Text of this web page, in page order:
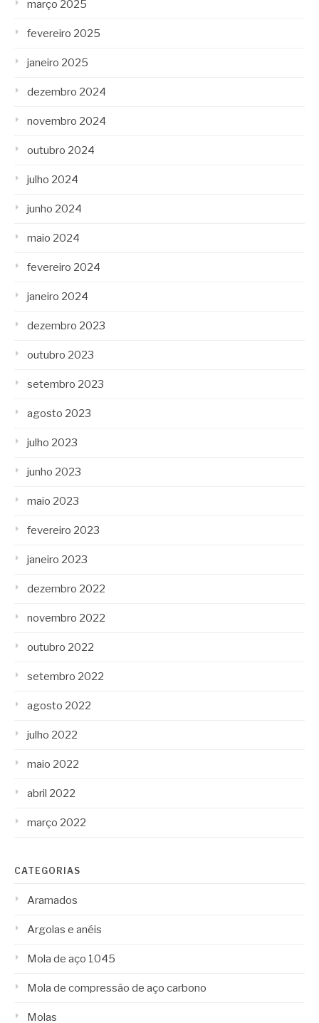
março 2025
fevereiro 2025
janeiro 2025
dezembro 2024
novembro 2024
outubro 2024
julho 2024
junho 2024
maio 2024
fevereiro 2024
janeiro 2024
dezembro 2023
outubro 2023
setembro 2023
agosto 2023
julho 2023
junho 2023
maio 2023
fevereiro 2023
janeiro 2023
dezembro 2022
novembro 2022
outubro 2022
setembro 2022
agosto 2022
julho 2022
maio 2022
abril 2022
março 2022
CATEGORIAS
Aramados
Argolas e anéis
Mola de aço 1045
Mola de compressão de aço carbono
Molas